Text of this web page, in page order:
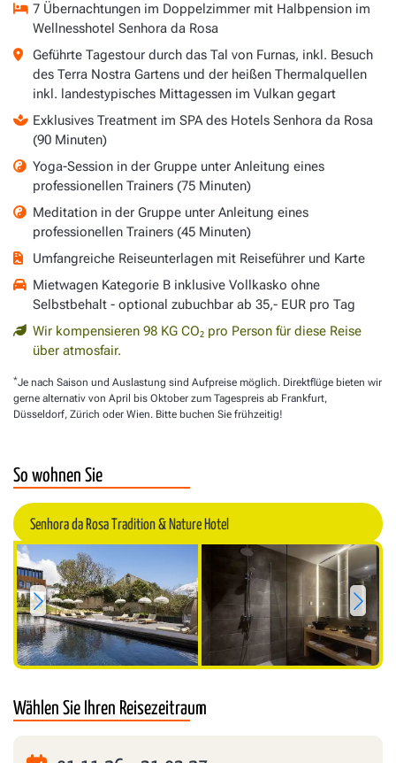
7 Übernachtungen im Doppelzimmer mit Halbpension im
Wellnesshotel Senhora da Rosa
Geführte Tagestour durch das Tal von Furnas, inkl. Besuch
des Terra Nostra Gartens und der heißen Thermalquellen
inkl. landestypisches Mittagessen im Vulkan gegart
Exklusives Treatment im SPA des Hotels Senhora da Rosa
(90 Minuten)
Yoga-Session in der Gruppe unter Anleitung eines
professionellen Trainers (75 Minuten)
Meditation in der Gruppe unter Anleitung eines
professionellen Trainers (45 Minuten)
Umfangreiche Reiseunterlagen mit Reiseführer und Karte
Mietwagen Kategorie B inklusive Vollkasko ohne
Selbstbehalt - optional zubuchbar ab 35,- EUR pro Tag
Wir kompensieren 98 KG CO₂ pro Person für diese Reise
über atmosfair.
*Je nach Saison und Auslastung sind Aufpreise möglich. Direktflüge bieten wir
gerne alternativ von April bis Oktober zum Tagespreis ab Frankfurt,
Düsseldorf, Zürich oder Wien. Bitte buchen Sie frühzeitig!
So wohnen Sie
Senhora da Rosa Tradition & Nature Hotel
Wählen Sie Ihren Reisezeitraum